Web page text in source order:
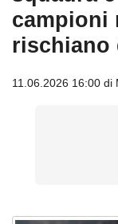
campioni
rischiano
11.06.2026 16:00 di